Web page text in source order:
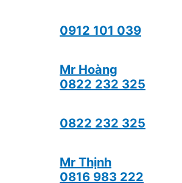
0912 101 039
Mr Hoàng
0822 232 325
0822 232 325
Mr Thịnh
0816 983 222